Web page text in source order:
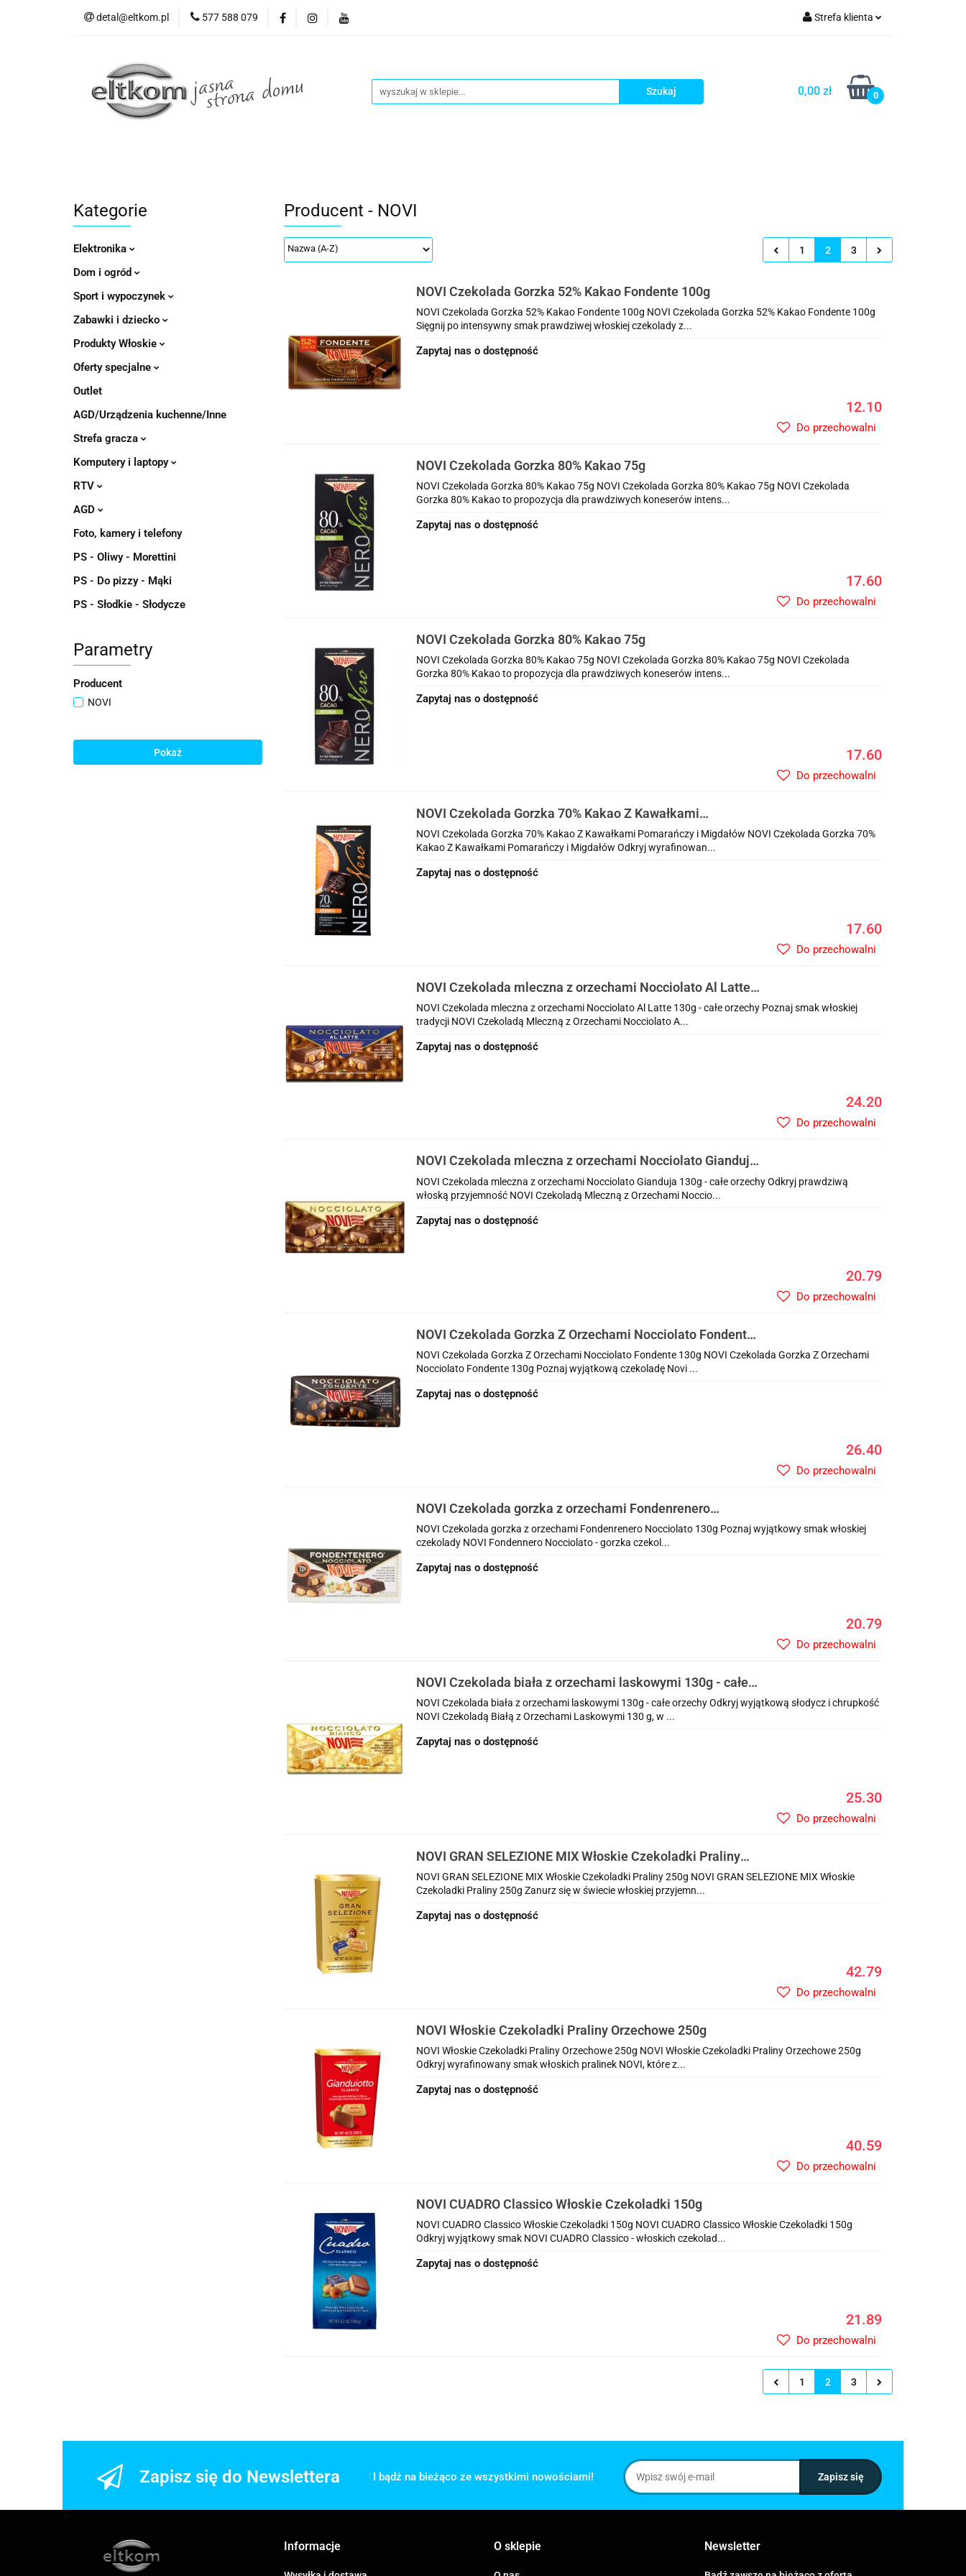
detal@eltkom.pl 577 588 079 Strefa klienta
Zarejestruj się
Dodaj zgłoszenie
0,00 zł 0
O nas Informacje
Kategorie
Elektronika
Dom i ogród
Sport i wypoczynek
Zabawki i dziecko
Produkty Włoskie
Oferty specjalne
Outlet
AGD/Urządzenia kuchenne/Inne
Strefa gracza
Komputery i laptopy
RTV
AGD
Foto, kamery i telefony
PS - Oliwy - Morettini
PS - Do pizzy - Mąki
PS - Słodkie - Słodycze
Parametry
Producent
NOVI
Pokaż
Producent - NOVI
1 2 3
NOVI Czekolada Gorzka 52% Kakao Fondente 100g
NOVI Czekolada Gorzka 52% Kakao Fondente 100g NOVI Czekolada Gorzka 52% Kakao Fondente 100g
Sięgnij po intensywny smak prawdziwej włoskiej czekolady z...
Zapytaj nas o dostępność
12.10
Do przechowalni
NOVI Czekolada Gorzka 80% Kakao 75g
NOVI Czekolada Gorzka 80% Kakao 75g NOVI Czekolada Gorzka 80% Kakao 75g NOVI Czekolada
Gorzka 80% Kakao to propozycja dla prawdziwych koneserów intens...
Zapytaj nas o dostępność
17.60
Do przechowalni
NOVI Czekolada Gorzka 80% Kakao 75g
NOVI Czekolada Gorzka 80% Kakao 75g NOVI Czekolada Gorzka 80% Kakao 75g NOVI Czekolada
Gorzka 80% Kakao to propozycja dla prawdziwych koneserów intens...
Zapytaj nas o dostępność
17.60
Do przechowalni
NOVI Czekolada Gorzka 70% Kakao Z Kawałkami
Pomarańczy i Migdałów
NOVI Czekolada Gorzka 70% Kakao Z Kawałkami Pomarańczy i Migdałów NOVI Czekolada Gorzka 70%
Kakao Z Kawałkami Pomarańczy i Migdałów Odkryj wyrafinowan...
Zapytaj nas o dostępność
17.60
Do przechowalni
NOVI Czekolada mleczna z orzechami Nocciolato Al Latte
130g - całe orzechy
NOVI Czekolada mleczna z orzechami Nocciolato Al Latte 130g - całe orzechy Poznaj smak włoskiej
tradycji NOVI Czekoladą Mleczną z Orzechami Nocciolato A...
Zapytaj nas o dostępność
24.20
Do przechowalni
NOVI Czekolada mleczna z orzechami Nocciolato Gianduja
130g - całe orzechy
NOVI Czekolada mleczna z orzechami Nocciolato Gianduja 130g - całe orzechy Odkryj prawdziwą
włoską przyjemność NOVI Czekoladą Mleczną z Orzechami Noccio...
Zapytaj nas o dostępność
20.79
Do przechowalni
NOVI Czekolada Gorzka Z Orzechami Nocciolato Fondente
130g
NOVI Czekolada Gorzka Z Orzechami Nocciolato Fondente 130g NOVI Czekolada Gorzka Z Orzechami
Nocciolato Fondente 130g Poznaj wyjątkową czekoladę Novi ...
Zapytaj nas o dostępność
26.40
Do przechowalni
NOVI Czekolada gorzka z orzechami Fondenrenero
Nocciolato 130g
NOVI Czekolada gorzka z orzechami Fondenrenero Nocciolato 130g Poznaj wyjątkowy smak włoskiej
czekolady NOVI Fondennero Nocciolato - gorzka czekol...
Zapytaj nas o dostępność
20.79
Do przechowalni
NOVI Czekolada biała z orzechami laskowymi 130g - całe
orzechy
NOVI Czekolada biała z orzechami laskowymi 130g - całe orzechy Odkryj wyjątkową słodycz i chrupkość
NOVI Czekoladą Białą z Orzechami Laskowymi 130 g, w ...
Zapytaj nas o dostępność
25.30
Do przechowalni
NOVI GRAN SELEZIONE MIX Włoskie Czekoladki Praliny
250g
NOVI GRAN SELEZIONE MIX Włoskie Czekoladki Praliny 250g NOVI GRAN SELEZIONE MIX Włoskie
Czekoladki Praliny 250g Zanurz się w świecie włoskiej przyjemn...
Zapytaj nas o dostępność
42.79
Do przechowalni
NOVI Włoskie Czekoladki Praliny Orzechowe 250g
NOVI Włoskie Czekoladki Praliny Orzechowe 250g NOVI Włoskie Czekoladki Praliny Orzechowe 250g
Odkryj wyrafinowany smak włoskich pralinek NOVI, które z...
Zapytaj nas o dostępność
40.59
Do przechowalni
NOVI CUADRO Classico Włoskie Czekoladki 150g
NOVI CUADRO Classico Włoskie Czekoladki 150g NOVI CUADRO Classico Włoskie Czekoladki 150g
Odkryj wyjątkowy smak NOVI CUADRO Classico - włoskich czekolad...
Zapytaj nas o dostępność
21.89
Do przechowalni
1 2 3
Zapisz się do Newslettera I bądź na bieżąco ze wszystkimi nowościami!
Informacje O sklepie Newsletter